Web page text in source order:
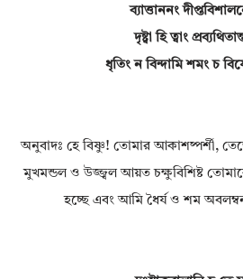
ব্যাত্তাননং
দৃষ্ট্বা হি ত্বাং
ধৃতিং ন বিন্দামি শমং চ
অনুবাদঃ হে বিষ্ণু! তোমার আকাশষ্পর্শী,
মুখমন্ডল ও উজ্জ্বল আয়ত চক্ষুবিশিষ্ট
হচ্ছে এবং আমি ধৈর্য ও শম